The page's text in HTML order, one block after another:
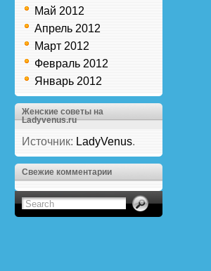
Май 2012
Апрель 2012
Март 2012
Февраль 2012
Январь 2012
Женские советы на
Ladyvenus.ru
Источник: LadyVenus.
Свежие комментарии